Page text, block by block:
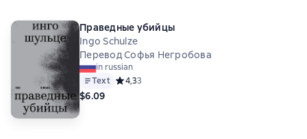
Праведные убийцы
Ingo Schulze
Перевод Софья Негробова
in russian
Text Средний рейтинг 4,3 на основе 3 оценок
4,33
$6.09